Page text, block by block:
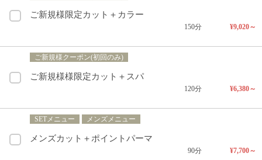
ご新規様限定カット＋カラー
150分 ¥9,020～
ご新規様クーポン(初回のみ)
ご新規様様限定カット＋スパ
120分 ¥6,380～
SETメニュー メンズメニュー
メンズカット＋ポイントパーマ
90分 ¥7,700～